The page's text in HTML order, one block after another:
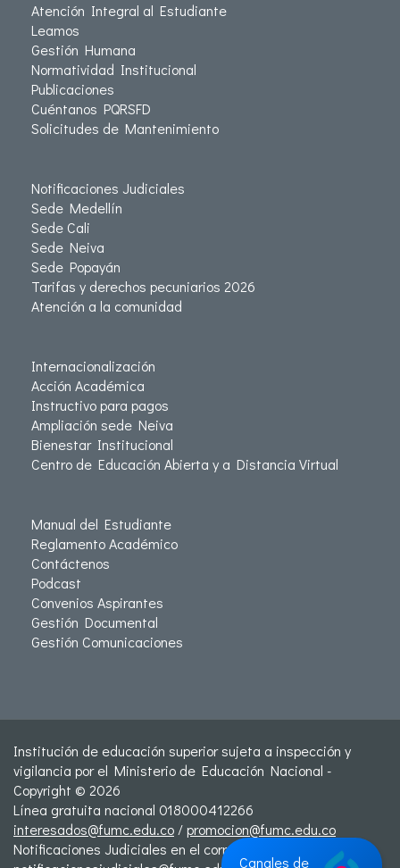
Atención Integral al Estudiante
Leamos
Gestión Humana
Normatividad Institucional
Publicaciones
Cuéntanos PQRSFD
Solicitudes de Mantenimiento
Notificaciones Judiciales
Sede Medellín
Sede Cali
Sede Neiva
Sede Popayán
Tarifas y derechos pecuniarios 2026
Atención a la comunidad
Internacionalización
Acción Académica
Instructivo para pagos
Ampliación sede Neiva
Bienestar Institucional
Centro de Educación Abierta y a Distancia Virtual
Manual del Estudiante
Reglamento Académico
Contáctenos
Podcast
Convenios Aspirantes
Gestión Documental
Gestión Comunicaciones
Institución de educación superior sujeta a inspección y
vigilancia por el Ministerio de Educación Nacional -
Copyright © 2026
Línea gratuita nacional 018000412266
interesados@fumc.edu.co /promocion@fumc.edu.co
Notificaciones Judiciales en el correo:
Canales de